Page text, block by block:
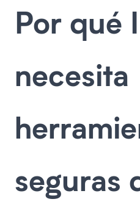
Por qué
necesita
seguras